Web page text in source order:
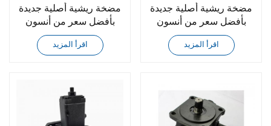
مضخة ريشية أصلية جديدة
بأفضل سعر من أنسون
PVF-30-55-11
اقرأ المزيد
مضخة ريشية أصلية جديدة
بأفضل سعر من أنسون
PVF-30-70-11
اقرأ المزيد